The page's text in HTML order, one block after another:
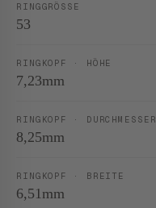
RINGGRÖSSE
53
RINGKOPF · HÖHE
7,23mm
RINGKOPF · DURCHMESSER
8,25mm
RINGKOPF · BREITE
6,51mm